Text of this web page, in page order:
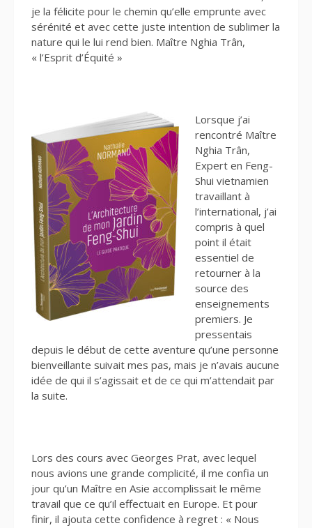
je la félicite pour le chemin qu’elle emprunte avec
sérénité et avec cette juste intention de sublimer la
nature qui le lui rend bien. Maître Nghia Trân,
« l’Esprit d’Équité »
Lorsque j’ai
rencontré Maître
Nghia Trân,
Expert en Feng-
Shui vietnamien
travaillant à
l’international, j’ai
compris à quel
point il était
essentiel de
retourner à la
source des
enseignements
premiers. Je
pressentais
depuis le début de cette aventure qu’une personne
bienveillante suivait mes pas, mais je n’avais aucune
idée de qui il s’agissait et de ce qui m’attendait par
la suite.
Lors des cours avec Georges Prat, avec lequel
nous avions une grande complicité, il me confia un
jour qu’un Maître en Asie accomplissait le même
travail que ce qu’il effectuait en Europe. Et pour
finir, il ajouta cette confidence à regret : « Nous